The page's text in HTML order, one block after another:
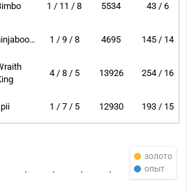
1 / 11 / 8 5534 43 / 6
ninjaboogie 1 / 9 / 8 4695 145 / 14
4 / 8 / 5 13926 254 / 16
1 / 7 / 5 12930 193 / 15
золото
опыт